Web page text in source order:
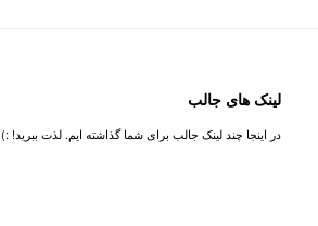
لینک های جالب
در اینجا چند لینک جالب برای شما گذاشته ایم. لذت ببرید! :)